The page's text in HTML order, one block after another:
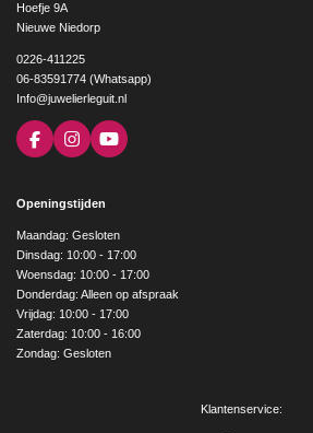
Hoefje 9A
Nieuwe Niedorp
0226-411225
06-83591774 (Whatsapp)
Info@juwelierleguit.nl
F
a
b
o
k
I
n
a
g
r
a
m
Y
o
e
Openingstijden
Maandag: Gesloten
Dinsdag: 10:00 - 17:00
Woensdag: 10:00 - 17:00
Donderdag: Alleen op afspraak
Vrijdag: 10:00 - 17:00
Zaterdag: 10:00 - 16:00
Zondag: Gesloten
Klantenservice: